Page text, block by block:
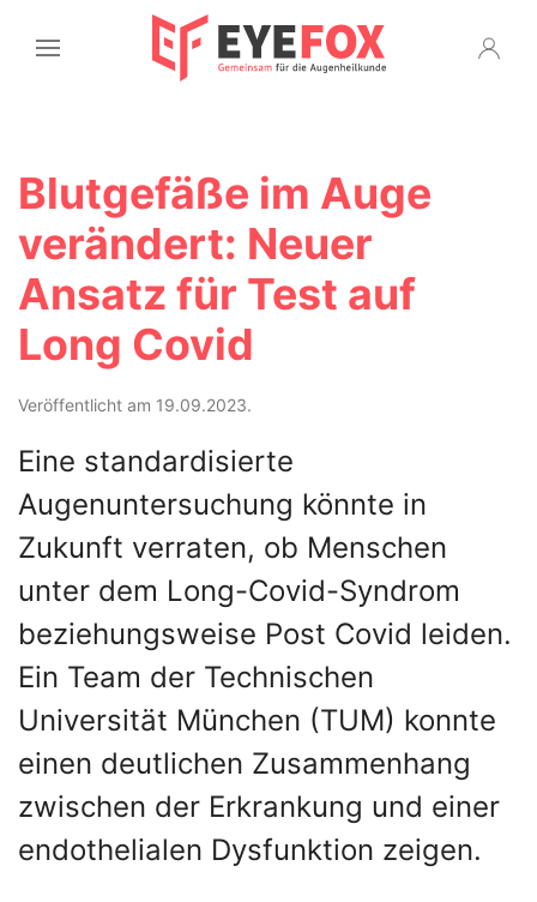
Blutgefäße im Auge
verändert: Neuer
Ansatz für Test auf
Long Covid
Veröffentlicht am 19.09.2023.
Eine standardisierte
Augenuntersuchung könnte in
Zukunft verraten, ob Menschen
unter dem Long-Covid-Syndrom
beziehungsweise Post Covid leiden.
Ein Team der Technischen
Universität München (TUM) konnte
einen deutlichen Zusammenhang
zwischen der Erkrankung und einer
endothelialen Dysfunktion zeigen.